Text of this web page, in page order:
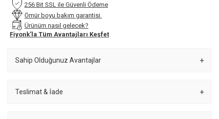
256 Bit SSL ile Güvenli Ödeme
Ömür boyu bakım garantisi.
Ürünüm nasıl gelecek?
Fiyonk’la Tüm Avantajları Keşfet
Sahip Olduğunuz Avantajlar
Teslimat & İade